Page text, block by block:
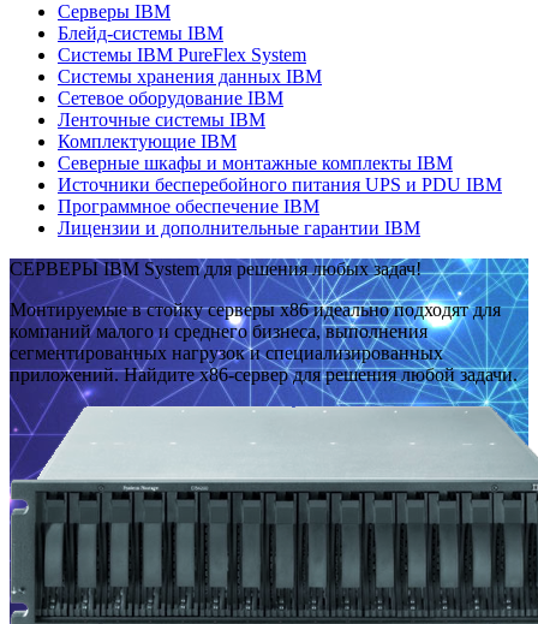
Серверы IBM
Блейд-системы IBM
Системы IBM PureFlex System
Системы хранения данных IBM
Сетевое оборудование IBM
Ленточные системы IBM
Комплектующие IBM
Северные шкафы и монтажные комплекты IBM
Источники бесперебойного питания UPS и PDU IBM
Программное обеспечение IBM
Лицензии и дополнительные гарантии IBM
СЕРВЕРЫ IBM System для решения любых задач!
Монтируемые в стойку серверы x86 идеально подходят для
компаний малого и среднего бизнеса, выполнения
сегментированных нагрузок и специализированных
приложений. Найдите x86-сервер для решения любой задачи.